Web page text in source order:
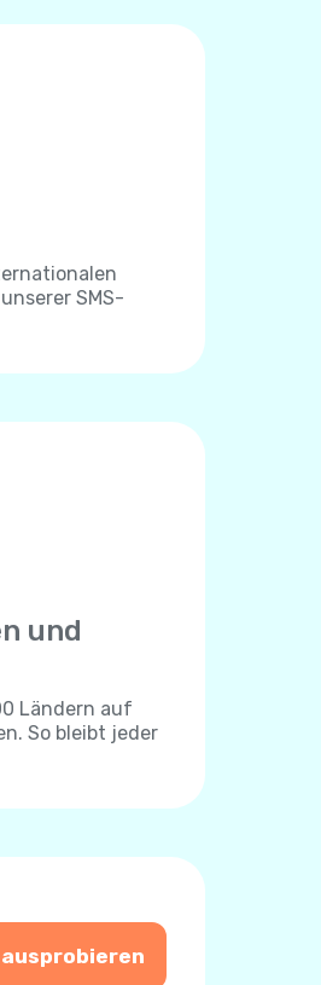
SMS-
und
Ländern auf
So bleibt jeder